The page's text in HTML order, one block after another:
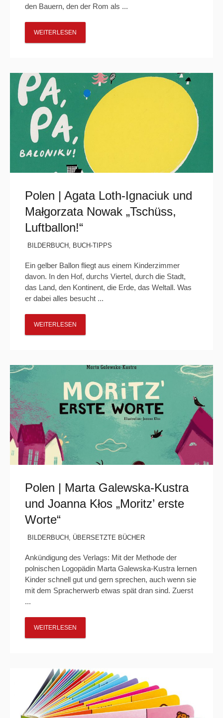
den Bauern, den der Rom als ...
WEITERLESEN
Polen | Agata Loth-Ignaciuk und
Małgorzata Nowak „Tschüss,
Luftballon!“
BILDERBUCH , BUCH-TIPPS
Ein gelber Ballon fliegt aus einem Kinderzimmer
davon. In den Hof, durchs Viertel, durch die Stadt,
das Land, den Kontinent, die Erde, das Weltall. Was
er dabei alles besucht ...
WEITERLESEN
Polen | Marta Galewska-Kustra
und Joanna Kłos „Moritz’ erste
Worte“
BILDERBUCH , ÜBERSETZTE BÜCHER
Ankündigung des Verlags: Mit der Methode der
polnischen Logopädin Marta Galewska-Kustra lernen
Kinder schnell gut und gern sprechen, auch wenn sie
mit dem Spracherwerb etwas spät dran sind. Zuerst
...
WEITERLESEN